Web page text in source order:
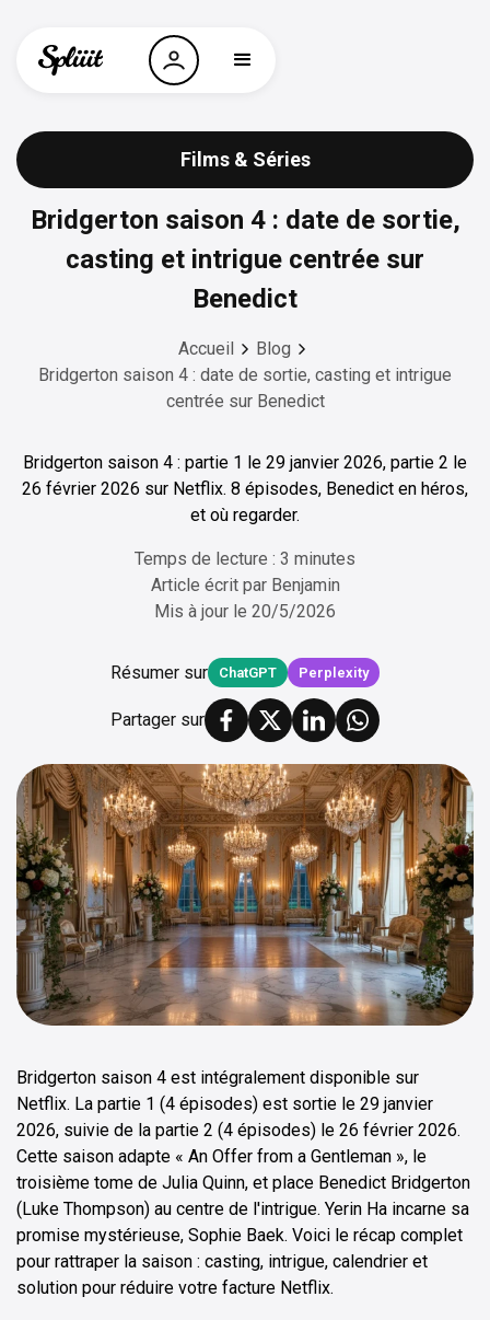
Films & Séries
Bridgerton saison 4 : date de sortie,
casting et intrigue centrée sur
Benedict
Accueil
Blog
Bridgerton saison 4 : date de sortie, casting et intrigue
centrée sur Benedict
Bridgerton saison 4 : partie 1 le 29 janvier 2026, partie 2 le
26 février 2026 sur Netflix. 8 épisodes, Benedict en héros,
et où regarder.
Temps de lecture : 3 minutes
Article écrit par Benjamin
Mis à jour le 20/5/2026
Résumer sur ChatGPT Perplexity
Partager sur
Bridgerton saison 4 est intégralement disponible sur
Netflix. La partie 1 (4 épisodes) est sortie le 29 janvier
2026, suivie de la partie 2 (4 épisodes) le 26 février 2026.
Cette saison adapte « An Offer from a Gentleman », le
troisième tome de Julia Quinn, et place Benedict Bridgerton
(Luke Thompson) au centre de l'intrigue. Yerin Ha incarne sa
promise mystérieuse, Sophie Baek. Voici le récap complet
pour rattraper la saison : casting, intrigue, calendrier et
solution pour réduire votre facture Netflix.